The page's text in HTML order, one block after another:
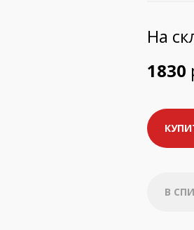
На
1830
В